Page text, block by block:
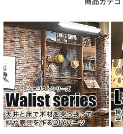
商品カテゴ